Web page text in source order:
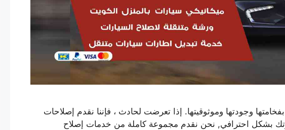
وجودتها وموثوقيتها. إذا تعرضت لحادث ، فإننا نقدم إصلاحات
بشكل احترافي, نحن نقدم مجموعة كاملة من خدمات إصلاح